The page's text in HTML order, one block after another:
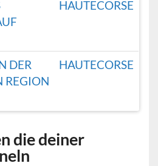
HAUTECORSE
DER
REGION
HAUTECORSE
die deiner